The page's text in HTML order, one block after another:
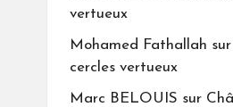
vertueux
Mohamed Fathallah sur
cercles vertueux
Marc BELOUIS sur